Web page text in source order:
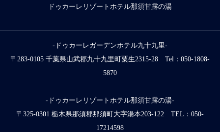
ドゥカーレリゾートホテル那須甘露の湯
-ドゥカーレガーデンホテル九十九里-
〒283-0105 千葉県山武郡九十九里町粟生2315-28 Tel：050-1808-
5870
-ドゥカーレリゾートホテル那須甘露の湯-
〒325-0301 栃木県那須郡那須町大字湯本203-122 TEL：050-
17214598